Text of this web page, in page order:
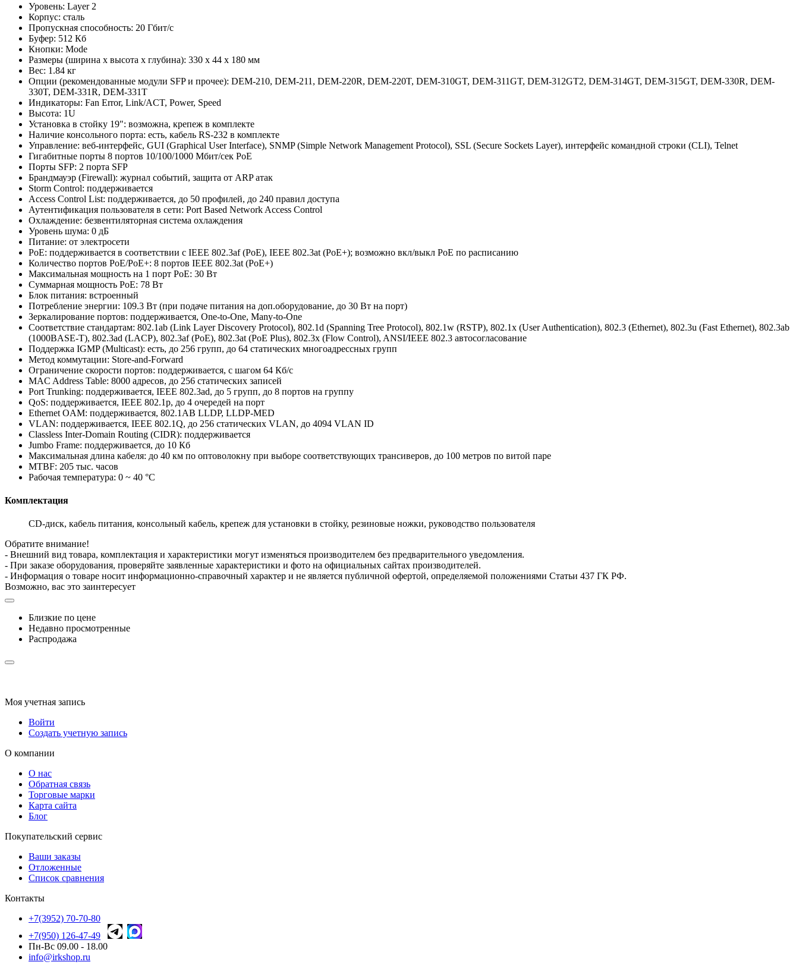
Уровень: Layer 2
Корпус: сталь
Пропускная способность: 20 Гбит/с
Буфер: 512 Кб
Кнопки: Mode
Размеры (ширина x высота x глубина): 330 x 44 x 180 мм
Вес: 1.84 кг
Опции (рекомендованные модули SFP и прочее): DEM-210, DEM-211, DEM-220R, DEM-220T, DEM-310GT, DEM-311GT, DEM-312GT2, DEM-314GT, DEM-315GT, DEM-330R, DEM-
330T, DEM-331R, DEM-331T
Индикаторы: Fan Error, Link/ACT, Power, Speed
Высота: 1U
Установка в стойку 19": возможна, крепеж в комплекте
Наличие консольного порта: есть, кабель RS-232 в комплекте
Управление: веб-интерфейс, GUI (Graphical User Interface), SNMP (Simple Network Management Protocol), SSL (Secure Sockets Layer), интерфейс командной строки (CLI), Telnet
Гигабитные порты 8 портов 10/100/1000 Мбит/сек PoE
Порты SFP: 2 порта SFP
Брандмауэр (Firewall): журнал событий, защита от ARP атак
Storm Control: поддерживается
Access Control List: поддерживается, до 50 профилей, до 240 правил доступа
Аутентификация пользователя в сети: Port Based Network Access Control
Охлаждение: безвентиляторная система охлаждения
Уровень шума: 0 дБ
Питание: от электросети
PoE: поддерживается в соответствии с IEEE 802.3af (PoE), IEEE 802.3at (PoE+); возможно вкл/выкл PoE по расписанию
Количество портов PoE/PoE+: 8 портов IEEE 802.3at (PoE+)
Максимальная мощность на 1 порт PoE: 30 Вт
Суммарная мощность PoE: 78 Вт
Блок питания: встроенный
Потребление энергии: 109.3 Вт (при подаче питания на доп.оборудование, до 30 Вт на порт)
Зеркалирование портов: поддерживается, One-to-One, Many-to-One
Соответствие стандартам: 802.1ab (Link Layer Discovery Protocol), 802.1d (Spanning Tree Protocol), 802.1w (RSTP), 802.1x (User Authentication), 802.3 (Ethernet), 802.3u (Fast Ethernet), 802.3ab
(1000BASE-T), 802.3ad (LACP), 802.3af (PoE), 802.3at (PoE Plus), 802.3x (Flow Control), ANSI/IEEE 802.3 автосогласование
Поддержка IGMP (Multicast): есть, до 256 групп, до 64 статических многоадрессных групп
Метод коммутации: Store-and-Forward
Ограничение скорости портов: поддерживается, с шагом 64 Кб/с
MAC Address Table: 8000 адресов, до 256 статических записей
Port Trunking: поддерживается, IEEE 802.3ad, до 5 групп, до 8 портов на группу
QoS: поддерживается, IEEE 802.1p, до 4 очередей на порт
Ethernet OAM: поддерживается, 802.1AB LLDP, LLDP-MED
VLAN: поддерживается, IEEE 802.1Q, до 256 статических VLAN, до 4094 VLAN ID
Classless Inter-Domain Routing (CIDR): поддерживается
Jumbo Frame: поддерживается, до 10 Кб
Максимальная длина кабеля: до 40 км по оптоволокну при выборе соответствующих трансиверов, до 100 метров по витой паре
MTBF: 205 тыс. часов
Рабочая температура: 0 ~ 40 °C
Комплектация
CD-диск, кабель питания, консольный кабель, крепеж для установки в стойку, резиновые ножки, руководство пользователя
Обратите внимание!
- Внешний вид товара, комплектация и характеристики могут изменяться производителем без предварительного уведомления.
- При заказе оборудования, проверяйте заявленные характеристики и фото на официальных сайтах производителей.
- Информация о товаре носит информационно-справочный характер и не является публичной офертой, определяемой положениями Статьи 437 ГК РФ.
Возможно, вас это заинтересует
Близкие по цене
Недавно просмотренные
Распродажа
Моя учетная запись
Войти
Создать учетную запись
О компании
О нас
Обратная связь
Торговые марки
Карта сайта
Блог
Покупательский сервис
Ваши заказы
Отложенные
Список сравнения
Контакты
+7(3952) 70-70-80
+7(950) 126-47-49
Пн-Вс 09.00 - 18.00
info@irkshop.ru